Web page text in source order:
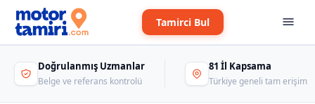
Tamirci Bul
Doğrulanmış Uzmanlar
Belge ve referans kontrolü
81 İl Kapsama
Türkiye geneli tam erişim